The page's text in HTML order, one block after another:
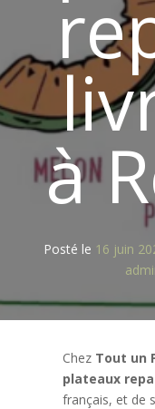
à
Posté le 16 juin
Chez Tout un
plateaux
français, et de